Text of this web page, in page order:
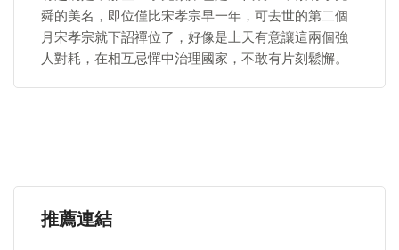
舜的美名，即位僅比宋孝宗早一年，可去世的第二個
月宋孝宗就下詔禪位了，好像是上天有意讓這兩個強
人對耗，在相互忌憚中治理國家，不敢有片刻鬆懈。
推薦連結